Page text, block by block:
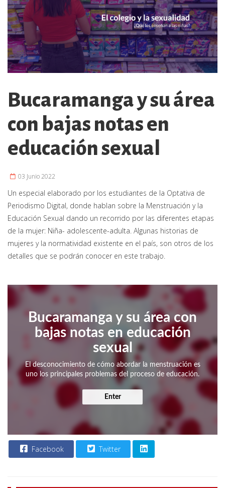
Bucaramanga y su área
con bajas notas en
educación sexual
03 Junio 2022
Un especial elaborado por los estudiantes de la Optativa de
Periodismo Digital, donde hablan sobre la Menstruación y la
Educación Sexual dando un recorrido por las diferentes etapas
de la mujer: Niña- adolescente-adulta. Algunas historias de
mujeres y la normatividad existente en el país, son otros de los
detalles que se podrán conocer en este trabajo.
Bucaramanga y su área con
bajas notas en educación
sexual
El desconocimiento de cómo abordar la menstruación es
uno los principales problemas del proceso de educación.
Enter
Facebook Twitter